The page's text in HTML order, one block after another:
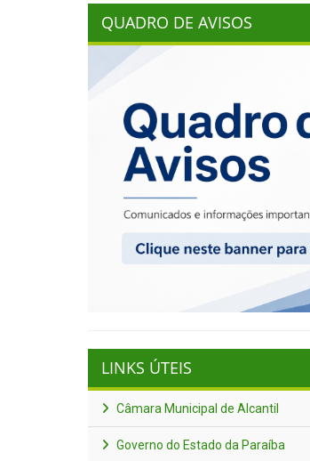
QUADRO DE AVISOS
LINKS ÚTEIS
Câmara Municipal de Alcantil
Governo do Estado da Paraíba